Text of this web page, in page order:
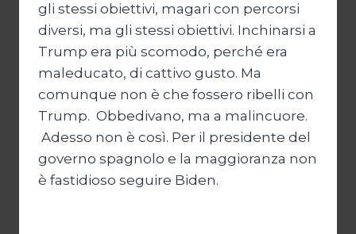
gli stessi obiettivi, magari con percorsi
diversi, ma gli stessi obiettivi. Inchinarsi a
Trump era più scomodo, perché era
maleducato, di cattivo gusto. Ma
comunque non è che fossero ribelli con
Trump. Obbedivano, ma a malincuore.
Adesso non è così. Per il presidente del
governo spagnolo e la maggioranza non
è fastidioso seguire Biden.